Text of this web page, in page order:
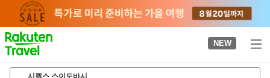
page
NEW
시퀀스 스이도바시